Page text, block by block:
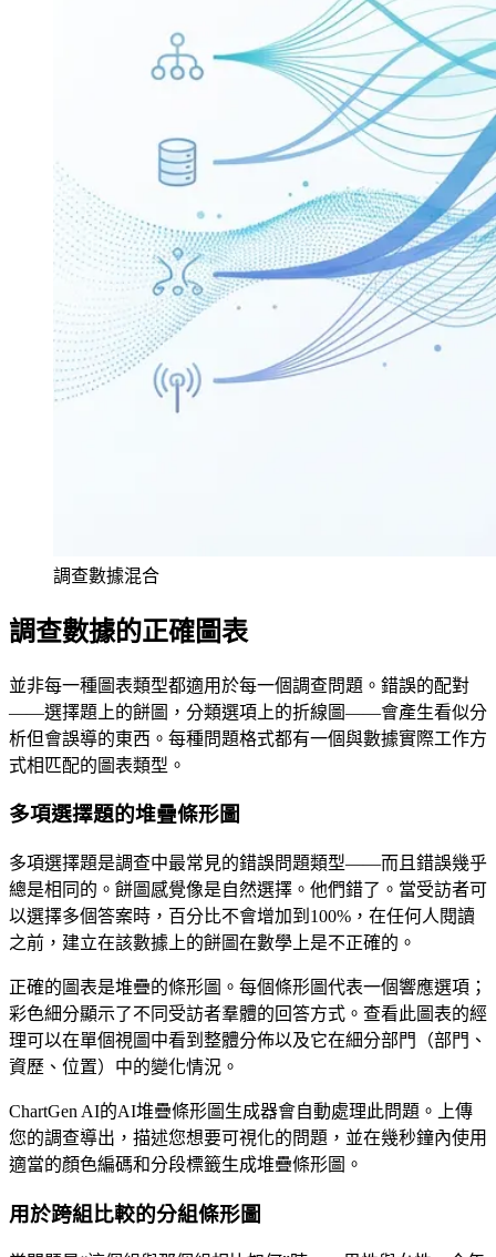
調查數據混合
調查數據的正確圖表
並非每一種圖表類型都適用於每一個調查問題。錯誤的配對
——選擇題上的餅圖，分類選項上的折線圖——會產生看似分
析但會誤導的東西。每種問題格式都有一個與數據實際工作方
式相匹配的圖表類型。
多項選擇題的堆疊條形圖
多項選擇題是調查中最常見的錯誤問題類型——而且錯誤幾乎
總是相同的。餅圖感覺像是自然選擇。他們錯了。當受訪者可
以選擇多個答案時，百分比不會增加到100%，在任何人閱讀
之前，建立在該數據上的餅圖在數學上是不正確的。
正確的圖表是堆疊的條形圖。每個條形圖代表一個響應選項；
彩色細分顯示了不同受訪者羣體的回答方式。查看此圖表的經
理可以在單個視圖中看到整體分佈以及它在細分部門（部門、
資歷、位置）中的變化情況。
ChartGen AI的AI堆疊條形圖生成器會自動處理此問題。上傳
您的調查導出，描述您想要可視化的問題，並在幾秒鐘內使用
適當的顏色編碼和分段標籤生成堆疊條形圖。
用於跨組比較的分組條形圖